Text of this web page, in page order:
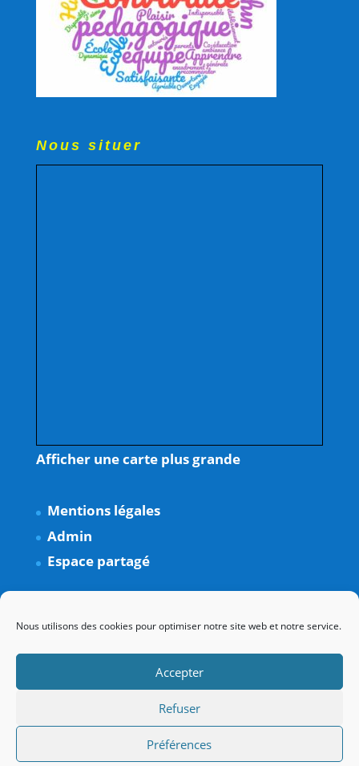
Nous utilisons des cookies pour optimiser notre site web et notre service.
Accepter
Refuser
Préférences
Nous situer
Afficher une carte plus grande
Mentions légales
Admin
Espace partagé